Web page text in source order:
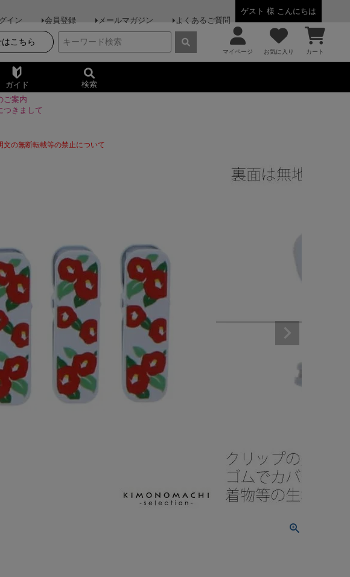
ゲスト 様 こんにちは
イン
会員登録 メールマガジン よくあるご質問
こちら
マイページ お気に入り カート
ガイド 検索
ご案内
つきまして
文の無断転載等の禁止について